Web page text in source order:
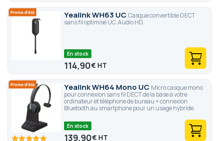
Yealink WH63 UC Casque convertible DECT
sans fil optimisé UC. Audio HD.
En stock
114,90€
Yealink WH64 Mono UC Micro casque mono
pour connexion sans fil DECT de la base à votre
ordinateur et téléphone de bureau + connexion
Bluetooth au smartphone pour un usage hybride.
En stock
139,90€